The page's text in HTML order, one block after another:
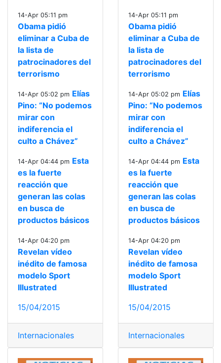
14-Apr 05:11 pm
Obama pidió
eliminar a Cuba de
la lista de
patrocinadores del
terrorismo
14-Apr 05:02 pm Elías
Pino: “No podemos
mirar con
indiferencia el
culto a Chávez”
14-Apr 04:44 pm Esta
es la fuerte
reacción que
generan las colas
en busca de
productos básicos
14-Apr 04:20 pm
Revelan vídeo
inédito de famosa
modelo Sport
Illustrated
15/04/2015
Internacionales
14-Apr 05:11 pm
Obama pidió
eliminar a Cuba de
la lista de
patrocinadores del
terrorismo
14-Apr 05:02 pm Elías
Pino: “No podemos
mirar con
indiferencia el
culto a Chávez”
14-Apr 04:44 pm Esta
es la fuerte
reacción que
generan las colas
en busca de
productos básicos
14-Apr 04:20 pm
Revelan vídeo
inédito de famosa
modelo Sport
Illustrated
15/04/2015
Internacionales